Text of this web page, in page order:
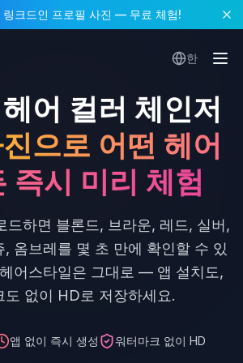
링크드인 프로필 사진 — 무료 체험!
한
어 컬러 체인저
으로 어떤 헤어
즉시 미리 체험
드하면 블론드, 브라운, 레드, 실버,
, 옴브레를 몇 초 만에 확인할 수 있
어스타일은 그대로 — 앱 설치도,
도 없이 HD로 저장하세요.
앱 없이 즉시 생성 워터마크 없이 HD